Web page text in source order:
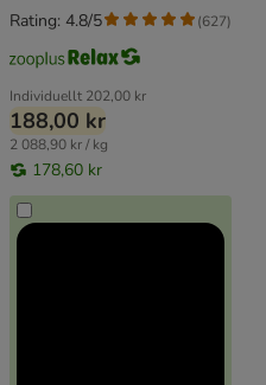
Individuellt 202,00 kr
188,00 kr
2 088,90 kr / kg
178,60 kr
Rating: 4.8/5 (627)